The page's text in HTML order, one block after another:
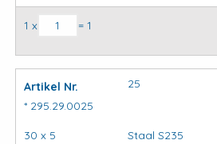
Kapbeugels DIN3567 (stel) model
1 x = 1
Artikel Nr.
* 295.29.0025
25
30 x 5 Staal S235